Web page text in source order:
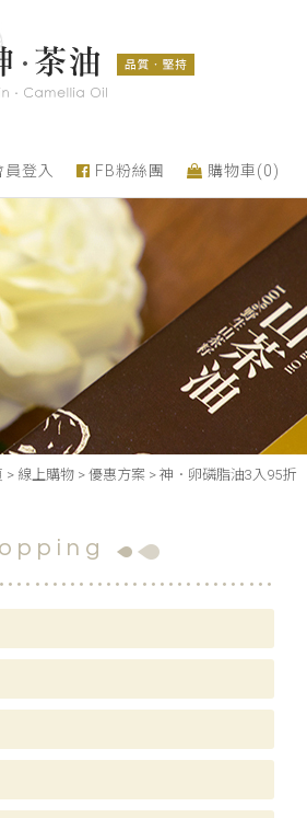
員登入 FB粉絲團 購物車(0)
> 線上購物 > 優惠方案 > 神．卵磷脂油3入95折